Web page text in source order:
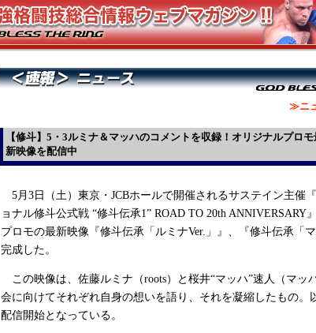
≫ニ
【修斗】5・3ルミナ＆マッハのコメントを収録！オリジナルプロモ
新映像を配信中
5月3日（土）東京・JCBホールで開催されるサステイン主催
ョナル修斗公式戦 “修斗伝承1” ROAD TO 20th ANNIVERSARY
プロモの最新映像『修斗伝承「ルミナVer.」』、『修斗伝承「
完成した。
この映像は、佐藤ルミナ（roots）と桜井“マッハ”速人（マッ
会に向けてそれぞれ自身の想いを語り、それを凝縮したもの。
配信開始となっている。